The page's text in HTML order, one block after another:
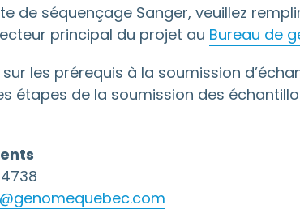
de séquençage Sanger, veuillez
principal du projet au Bureau de
les prérequis à la soumission
étapes de la soumission des